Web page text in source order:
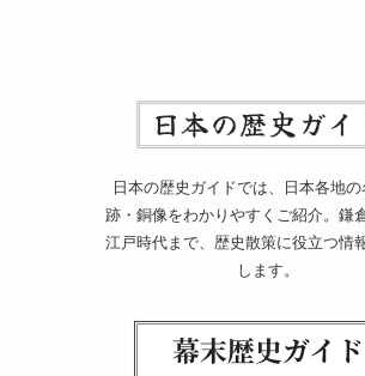
日本の歴史ガイドでは、日本各地の
跡・銅像をわかりやすくご紹介。鎌
江戸時代まで、歴史散策に役立つ情
します。